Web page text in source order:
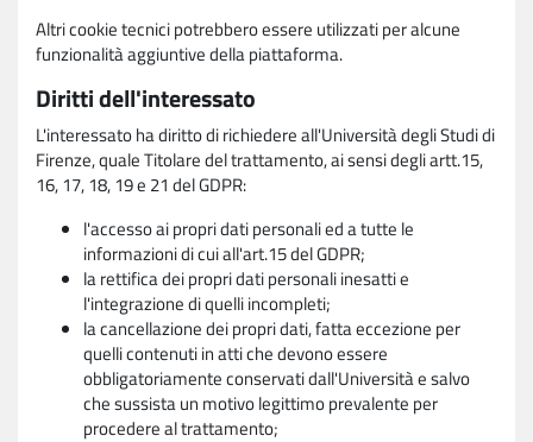
Altri cookie tecnici potrebbero essere utilizzati per alcune
funzionalità aggiuntive della piattaforma.
Diritti dell'interessato
L'interessato ha diritto di richiedere all'Università degli Studi di
Firenze, quale Titolare del trattamento, ai sensi degli artt.15,
16, 17, 18, 19 e 21 del GDPR:
l'accesso ai propri dati personali ed a tutte le
informazioni di cui all'art.15 del GDPR;
la rettifica dei propri dati personali inesatti e
l'integrazione di quelli incompleti;
la cancellazione dei propri dati, fatta eccezione per
quelli contenuti in atti che devono essere
obbligatoriamente conservati dall'Università e salvo
che sussista un motivo legittimo prevalente per
procedere al trattamento;